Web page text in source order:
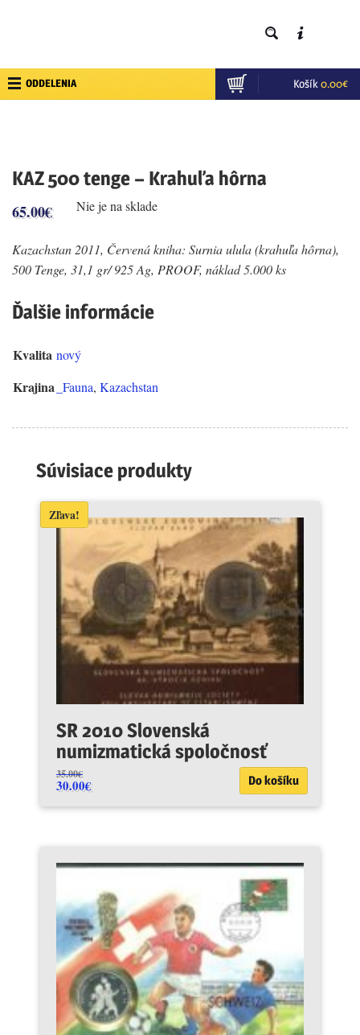
Košík 0.00€
ODDELENIA
KAZ 500 tenge – Krahuľa hôrna
65.00€ Nie je na sklade
Kazachstan 2011, Červená kniha: Surnia ulula (krahuľa hôrna),
500 Tenge, 31,1 gr/ 925 Ag, PROOF, náklad 5.000 ks
Ďalšie informácie
Kvalita nový
Krajina _Fauna, Kazachstan
Súvisiace produkty
Zľava!
SR 2010 Slovenská
numizmatická spoločnosť
35.00€
30.00€ Do košíku